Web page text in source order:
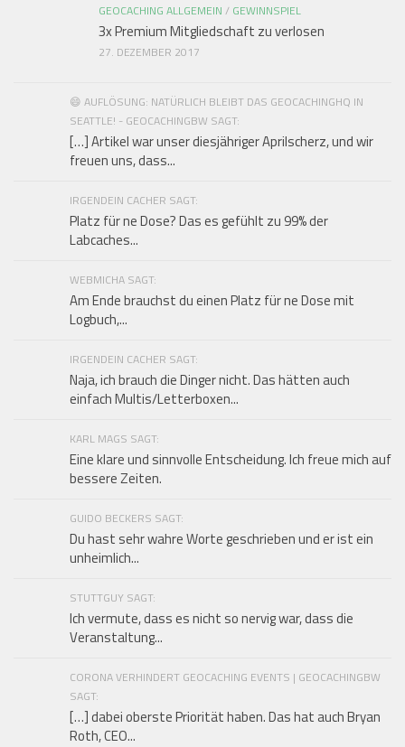
GEOCACHING ALLGEMEIN / GEWINNSPIEL
3x Premium Mitgliedschaft zu verlosen
27. DEZEMBER 2017
😄 AUFLÖSUNG: NATÜRLICH BLEIBT DAS GEOCACHINGHQ IN
SEATTLE! - GEOCACHINGBW SAGT:
[…] Artikel war unser diesjähriger Aprilscherz, und wir
freuen uns, dass...
IRGENDEIN CACHER SAGT:
Platz für ne Dose? Das es gefühlt zu 99% der
Labcaches...
WEBMICHA SAGT:
Am Ende brauchst du einen Platz für ne Dose mit
Logbuch,...
IRGENDEIN CACHER SAGT:
Naja, ich brauch die Dinger nicht. Das hätten auch
einfach Multis/Letterboxen...
KARL MAGS SAGT:
Eine klare und sinnvolle Entscheidung. Ich freue mich auf
bessere Zeiten.
GUIDO BECKERS SAGT:
Du hast sehr wahre Worte geschrieben und er ist ein
unheimlich...
STUTTGUY SAGT:
Ich vermute, dass es nicht so nervig war, dass die
Veranstaltung...
CORONA VERHINDERT GEOCACHING EVENTS | GEOCACHINGBW
SAGT:
[…] dabei oberste Priorität haben. Das hat auch Bryan
Roth, CEO...